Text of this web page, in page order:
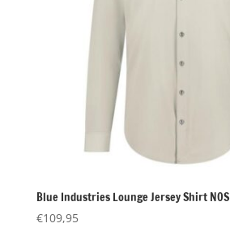
Blue Industries Lounge Jersey Shirt NOS
€109,95